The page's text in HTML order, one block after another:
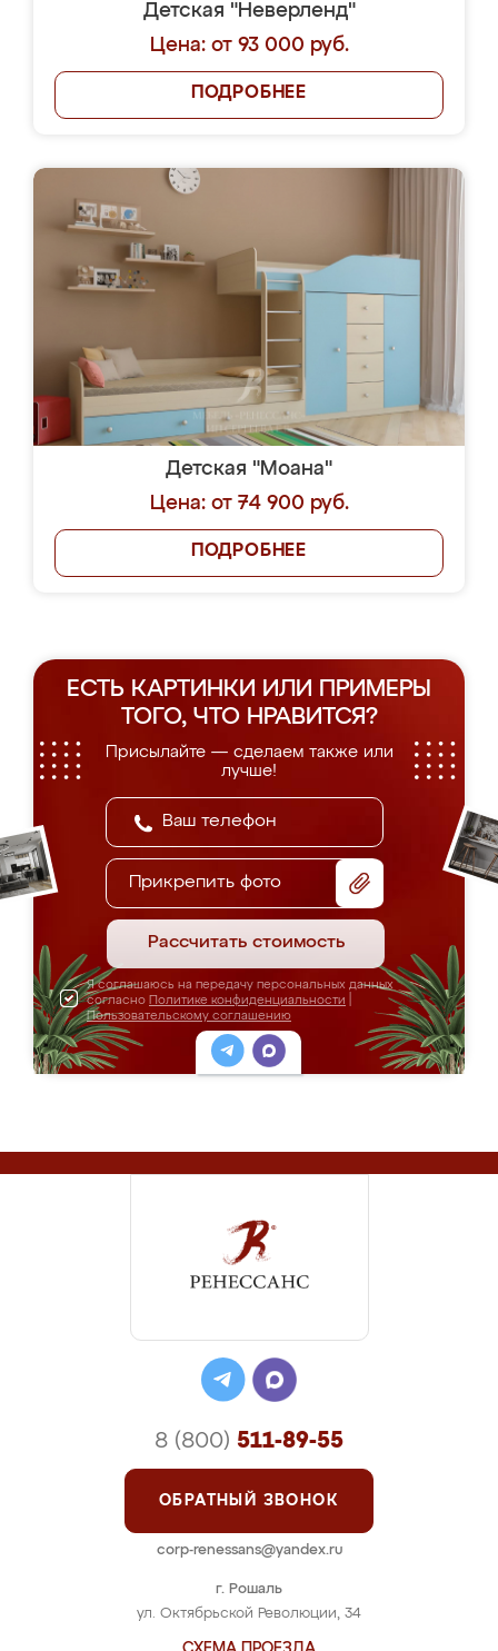
Детская "Неверленд"
Цена: от 93 000 руб.
ПОДРОБНЕЕ
Детская "Моана"
Цена: от 74 900 руб.
ПОДРОБНЕЕ
ЕСТЬ КАРТИНКИ ИЛИ ПРИМЕРЫ
ТОГО, ЧТО НРАВИТСЯ?
Присылайте — сделаем также или
лучше!
Прикрепить фото
Рассчитать стоимость
Я соглашаюсь на передачу персональных данных
согласно Политике конфиденциальности
Пользовательскому соглашению
г. Рошаль
ул. Октябрьской Революции, 34
8 (800) 511-89-55
ОБРАТНЫЙ ЗВОНОК
corp-renessans@yandex.ru